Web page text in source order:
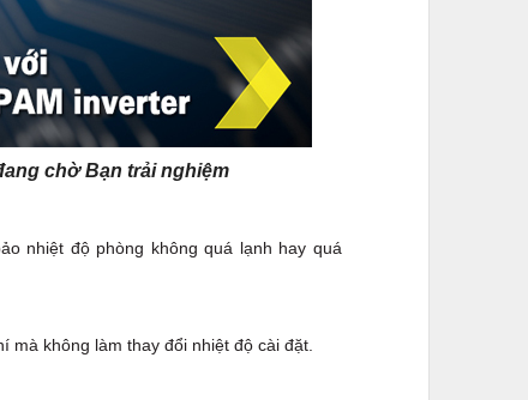
chờ Bạn trải nghiệm
nhiệt độ phòng không quá lạnh hay quá
không làm thay đổi nhiệt độ cài đặt.